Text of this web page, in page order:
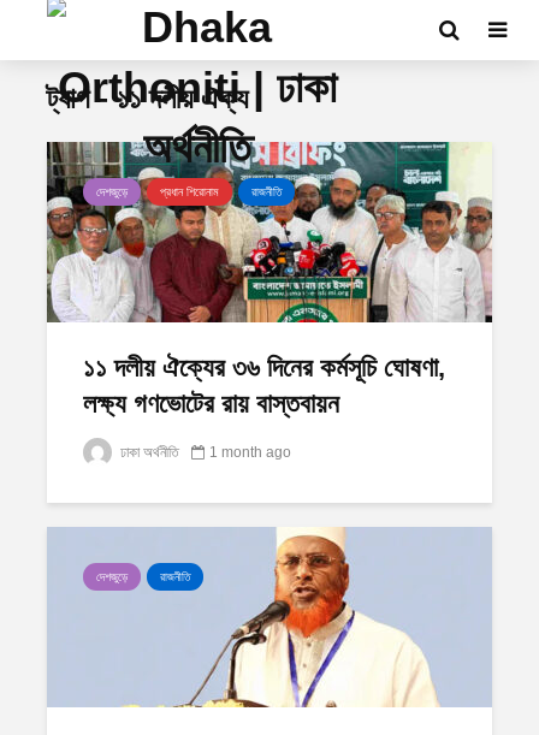
ট্যাগ - ১১ দলীয় ঐক্য
দেশজুড়ে প্রধান শিরোনাম রাজনীতি
১১ দলীয় ঐক্যের ৩৬ দিনের কর্মসূচি ঘোষণা,
লক্ষ্য গণভোটের রায় বাস্তবায়ন
ঢাকা অর্থনীতি 1 month ago
দেশজুড়ে রাজনীতি